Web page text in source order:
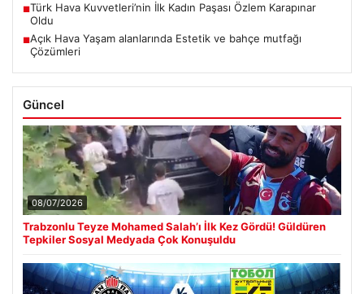
■Türk Hava Kuvvetleri’nin İlk Kadın Paşası Özlem Karapınar
Oldu
■Açık Hava Yaşam alanlarında Estetik ve bahçe mutfağı
Çözümleri
Güncel
08/07/2026
Trabzonlu Teyze Mohamed Salah’ı İlk Kez Gördü! Güldüren
Tepkiler Sosyal Medyada Çok Konuşuldu